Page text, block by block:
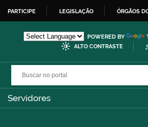
PARTICIPE LEGISLAÇÃO ÓRGÃOS
POWERED BY
ALTO CONTRASTE
Servidores